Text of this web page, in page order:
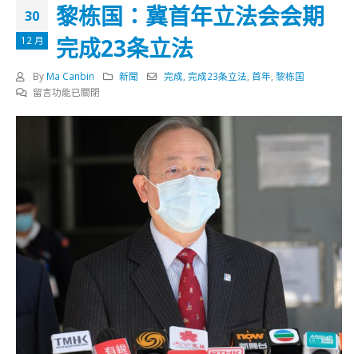
30
12 月
黎栋国：冀首年立法会会期
完成23条立法
By Ma Canbin 新聞 完成,完成23条立法,首年,黎栋国
在
立
法
会
会
期
留言功能已關閉